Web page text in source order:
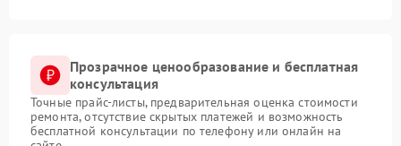
Прозрачное ценообразование и бесплатная
консультация
Точные прайс-листы, предварительная оценка стоимости
ремонта, отсутствие скрытых платежей и возможность
бесплатной консультации по телефону или онлайн на